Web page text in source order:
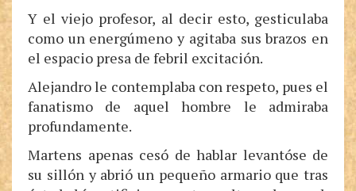
Y el viejo profesor, al decir esto, gesticulaba
como un energúmeno y agitaba sus brazos en
el espacio presa de febril excitación.
Alejandro le contemplaba con respeto, pues el
fanatismo de aquel hombre le admiraba
profundamente.
Martens apenas cesó de hablar levantóse de
su sillón y abrió un pequeño armario que tras